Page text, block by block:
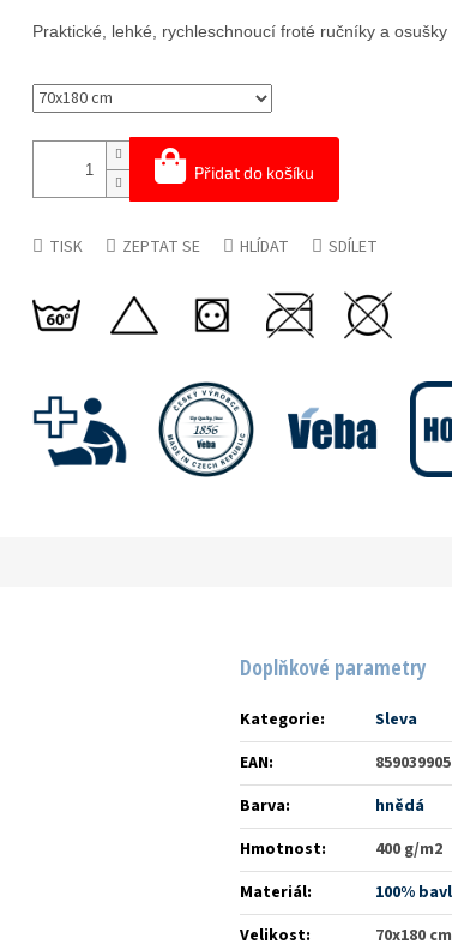
Přidat do košíku
Praktické, lehké, rychleschnoucí froté ručníky a
TISK ZEPTAT SE HLÍDAT SDÍLET
Doplňkové parametry
Kategorie:
Sleva
EAN:
Barva:
hnědá
Hmotnost:
400 g/m2
Materiál:
100%
Velikost:
70x180 cm